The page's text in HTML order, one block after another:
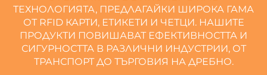
ТЕХНОЛОГИЯТА, ПРЕДЛАГАЙКИ ШИРОКА ГАМА
ОТ RFID КАРТИ, ЕТИКЕТИ И ЧЕТЦИ. НАШИТЕ
ПРОДУКТИ ПОВИШАВАТ ЕФЕКТИВНОСТТА И
СИГУРНОСТТА В РАЗЛИЧНИ ИНДУСТРИИ, ОТ
ТРАНСПОРТ ДО ТЪРГОВИЯ НА ДРЕБНО.